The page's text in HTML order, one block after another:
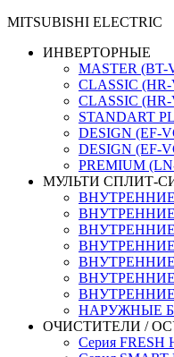
MITSUBISHI ELECTRIC
ИНВЕРТОРНЫЕ
MASTER (BT-
CLASSIC
CLASSIC
STANDART
DESIGN (EF-
DESIGN (EF-
PREMIUM
МУЛЬТИ СПЛИТ-
ВНУТРЕННИЕ
ВНУТРЕННИЕ
ВНУТРЕННИЕ
ВНУТРЕННИЕ
ВНУТРЕННИЕ
НАРУЖНЫЕ
ОЧИСТИТЕЛИ /
Серия FRESH